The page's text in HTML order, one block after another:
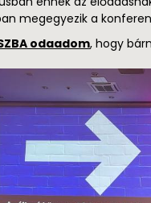
megegyezik a
odaadom, hogy